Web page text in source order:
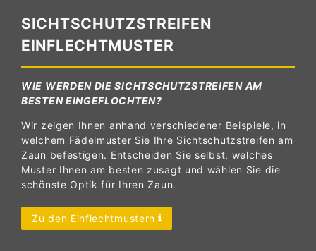
SICHTSCHUTZSTREIFEN
EINFLECHTMUSTER
WIE WERDEN DIE SICHTSCHUTZSTREIFEN AM
BESTEN EINGEFLOCHTEN?
Wir zeigen Ihnen anhand verschiedener Beispiele, in
welchem Fädelmuster Sie Ihre Sichtschutzstreifen am
Zaun befestigen. Entscheiden Sie selbst, welches
Muster Ihnen am besten zusagt und wählen Sie die
schönste Optik für Ihren Zaun.
Zu den Einflechtmustern